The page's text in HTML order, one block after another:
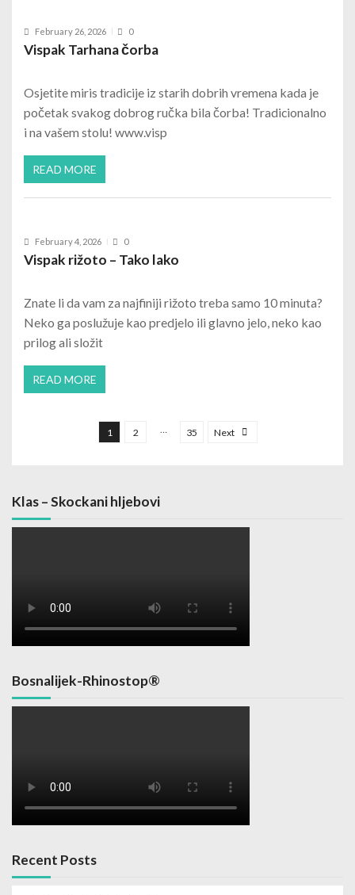
February 26, 2026 0
Vispak Tarhana čorba
Osjetite miris tradicije iz starih dobrih vremena kada je
početak svakog dobrog ručka bila čorba! Tradicionalno
i na vašem stolu! www.visp
READ MORE
February 4, 2026 0
Vispak rižoto – Tako lako
Znate li da vam za najfiniji rižoto treba samo 10 minuta?
Neko ga poslužuje kao predjelo ili glavno jelo, neko kao
prilog ali složit
READ MORE
1 2 35 Next
Klas – Skockani hljebovi
Bosnalijek-Rhinostop®
Recent Posts